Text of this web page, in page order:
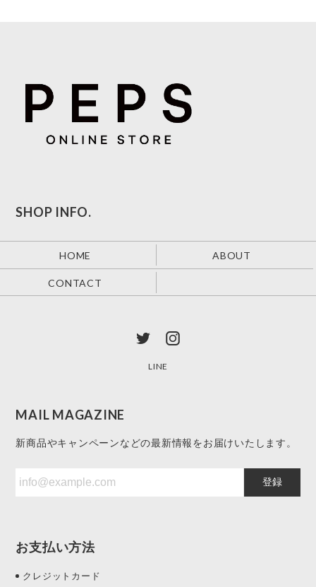
SHOP INFO.
HOME ABOUT
CONTACT
LINE
MAIL MAGAZINE
新商品やキャンペーンなどの最新情報をお届けいたします。
登録
お支払い方法
クレジットカード